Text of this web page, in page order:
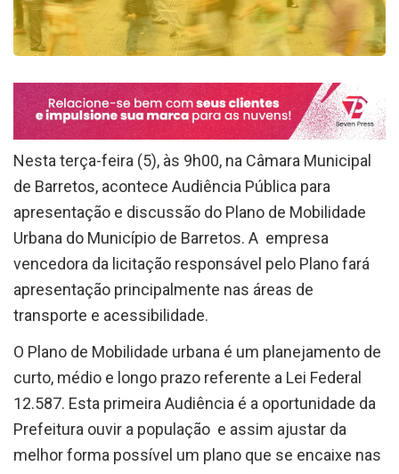
Nesta terça-feira (5), às 9h00, na Câmara Municipal
de Barretos, acontece Audiência Pública para
apresentação e discussão do Plano de Mobilidade
Urbana do Município de Barretos. A empresa
vencedora da licitação responsável pelo Plano fará
apresentação principalmente nas áreas de
transporte e acessibilidade.
O Plano de Mobilidade urbana é um planejamento de
curto, médio e longo prazo referente a Lei Federal
12.587. Esta primeira Audiência é a oportunidade da
Prefeitura ouvir a população e assim ajustar da
melhor forma possível um plano que se encaixe nas